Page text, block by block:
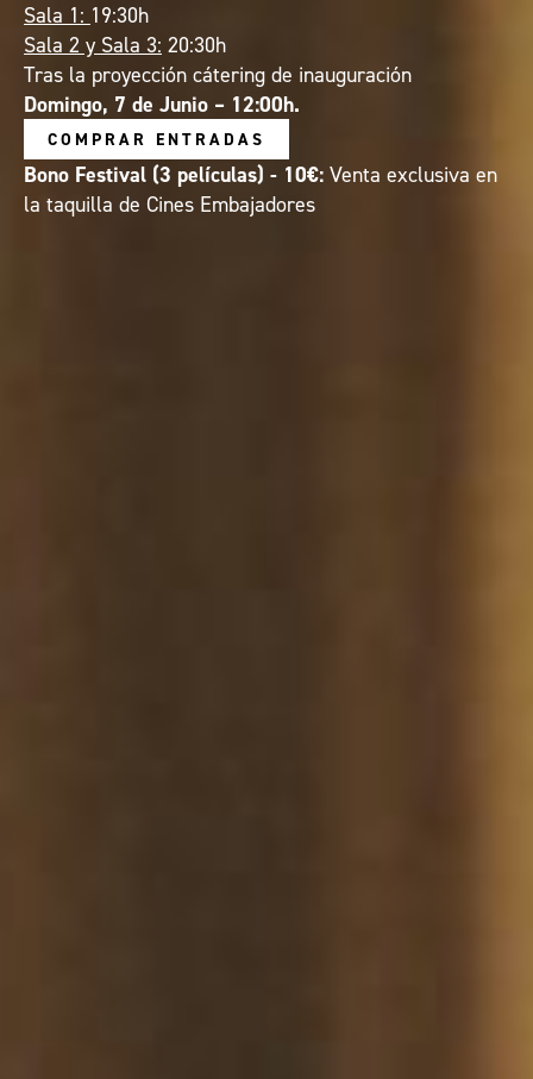
Sala 1: 19:30h
Sala 2 y Sala 3: 20:30h
Tras la proyección cátering de inauguración
Domingo, 7 de Junio – 12:00h.
COMPRAR ENTRADAS
Bono Festival (3 películas) - 10€: Venta exclusiva en
la taquilla de Cines Embajadores